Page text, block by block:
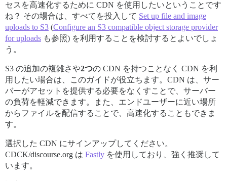
セスを高速化するために CDN を使用したいということです
ね？ その場合は、すべてを投入して Set up file and image
uploads to S3 (Configure an S3 compatible object storage provider
for uploads も参照) を利用することを検討するとよいでしょ
う。
S3 の追加の複雑さや2つの CDN を持つことなく CDN を利
用したい場合は、このガイドが役立ちます。CDN は、サー
バーがアセットを提供する必要をなくすことで、サーバー
の負荷を軽減できます。また、エンドユーザーに近い場所
からファイルを配信することで、高速化することもできま
す。
選択した CDN にサインアップしてください。
CDCK/discourse.org は Fastly を使用しており、強く推奨して
います。